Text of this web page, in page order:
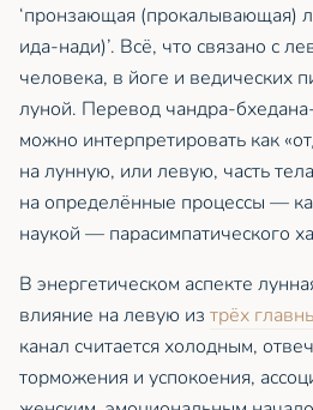
‘пронзающая (прокалывающая)
ида-нади)’. Всё, что связано с
человека, в йоге и ведических
луной. Перевод чандра-
можно интерпретировать как
на лунную, или левую, часть
на определённые процессы —
наукой — парасимпатического
В энергетическом аспекте
влияние на левую из трёх
канал считается холодным,
торможения и успокоения,